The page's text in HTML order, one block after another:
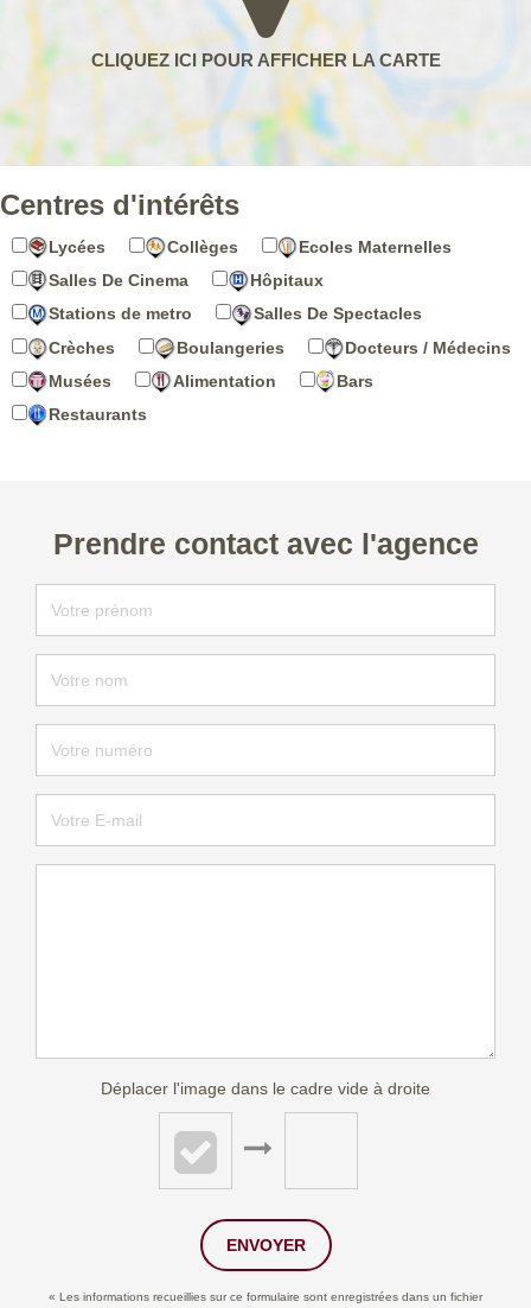
Centres d'intérêts
Lycées Collèges
Ecoles Maternelles
Salles De Cinema
Hôpitaux
Stations de metro
Salles De Spectacles
Crèches
Boulangeries
Docteurs / Médecins
Musées
Alimentation
Bars
Restaurants
Prendre contact avec l'agence
Déplacer l'image dans le cadre vide à droite
ENVOYER
« Les informations recueillies sur ce formulaire sont enregistrées dans un fichier